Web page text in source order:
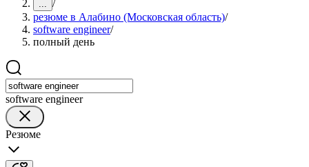
... /
резюме в Алабино (Московская область)/
software engineer/
полный день
software engineer
Резюме